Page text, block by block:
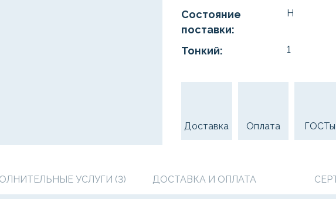
Состояние
поставки:
Н
Тонкий: 1
Доставка Оплата ГОСТы
УСЛУГИ (3) ДОСТАВКА И ОПЛАТА